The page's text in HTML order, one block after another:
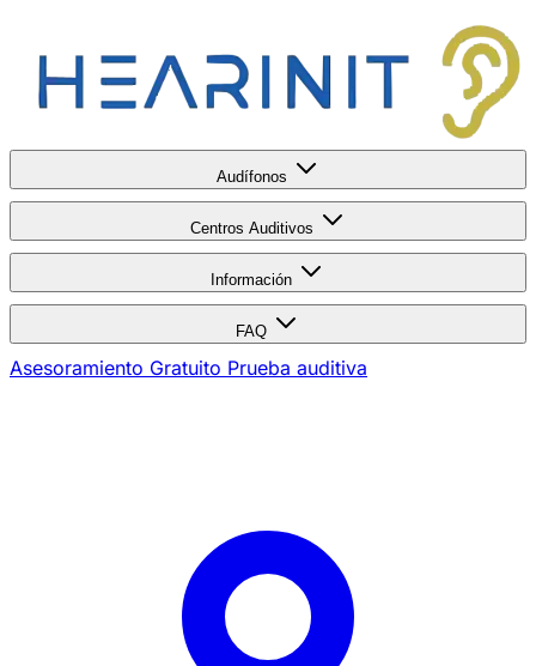
Audífonos
Centros Auditivos
Información
FAQ
Asesoramiento Gratuito Prueba auditiva